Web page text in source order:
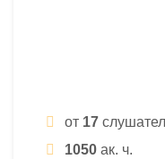
от 17
1050 ак. ч.